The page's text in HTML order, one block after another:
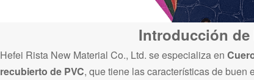
Introducción de
Hefei Rista New Material Co., Ltd. se especializa en
recubierto de PVC, que tiene las características de buen